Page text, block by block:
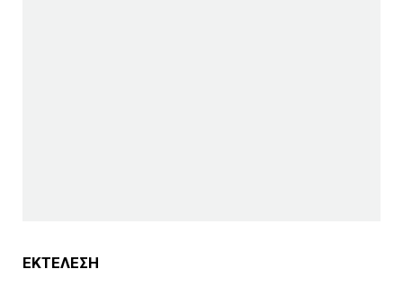
ΕΚΤΕΛΕΣΗ